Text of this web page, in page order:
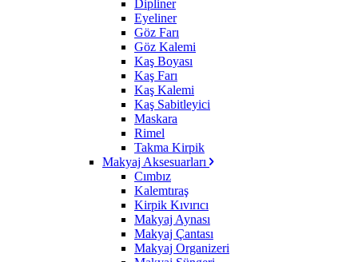
Dipliner
Eyeliner
Göz Farı
Göz Kalemi
Kaş Boyası
Kaş Farı
Kaş Kalemi
Kaş Sabitleyici
Maskara
Rimel
Takma Kirpik
Makyaj Aksesuarları
Cımbız
Kalemtıraş
Kirpik Kıvırıcı
Makyaj Aynası
Makyaj Çantası
Makyaj Organizeri